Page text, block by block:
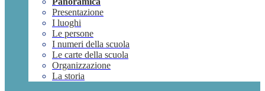
Presentazione
I luoghi
Le persone
I numeri della scuola
Le carte della scuola
Organizzazione
La storia